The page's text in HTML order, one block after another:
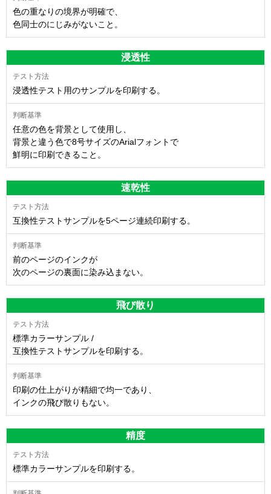
色の重なりの境界が明確で、
色同士のにじみがないこと。
浸透性
浸透性テスト用のサンプルを印刷する。
任意の色を背景として使用し、
背景と違う色で8号サイズのArialフォントで
鮮明に印刷できること。
速乾性
互換性テストサンプルを5ページ連続印刷する。
前のページのインクが
次のページの裏面に染み込まない。
飛び散り
標準カラーサンプル /
互換性テストサンプルを印刷する。
印刷の仕上がりが精細で均一であり、
インクの飛び散りもない。
精度
標準カラーサンプルを印刷する。